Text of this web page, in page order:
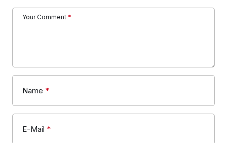
Your Comment *
Name *
E-Mail *